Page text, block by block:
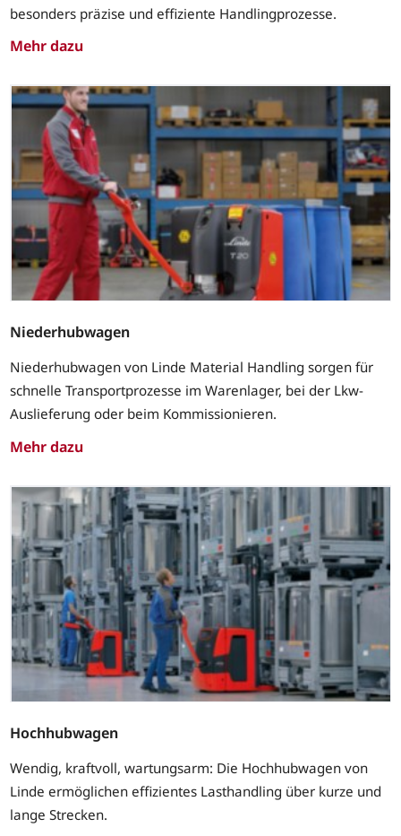
besonders präzise und effiziente Handlingprozesse.
Mehr dazu
Niederhubwagen
Niederhubwagen von Linde Material Handling sorgen für
schnelle Transportprozesse im Warenlager, bei der Lkw-
Auslieferung oder beim Kommissionieren.
Mehr dazu
Hochhubwagen
Wendig, kraftvoll, wartungsarm: Die Hochhubwagen von
Linde ermöglichen effizientes Lasthandling über kurze und
lange Strecken.